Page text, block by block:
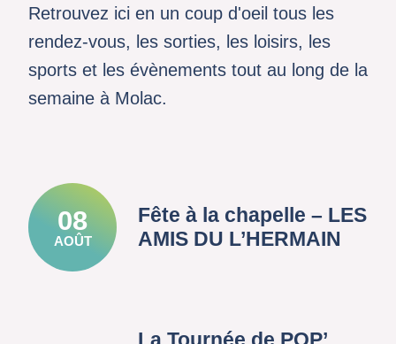
Retrouvez ici en un coup d'oeil tous les
rendez-vous, les sorties, les loisirs, les
sports et les évènements tout au long de la
semaine à Molac.
08
AOÛT
Fête à la chapelle – LES
AMIS DU L’HERMAIN